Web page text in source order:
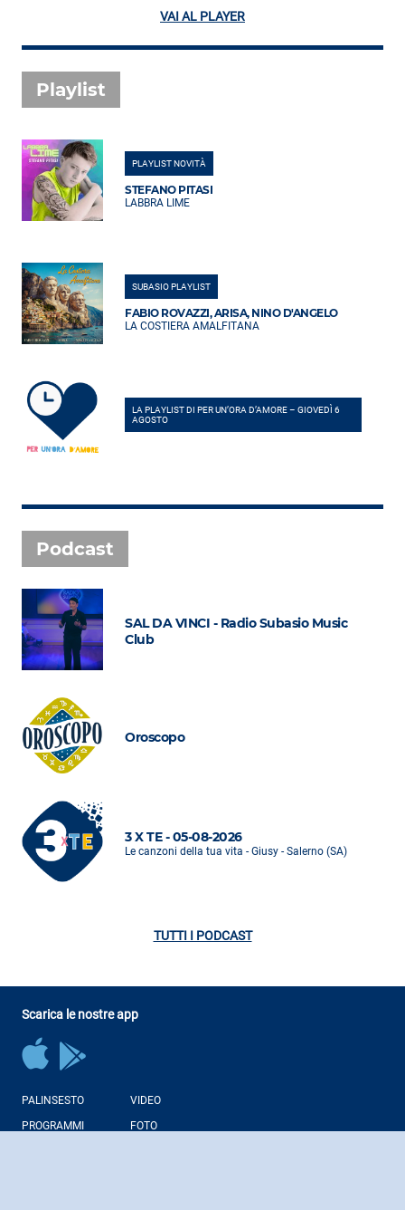
VAI AL PLAYER
Playlist
PLAYLIST NOVITÀ
STEFANO PITASI
LABBRA LIME
SUBASIO PLAYLIST
FABIO ROVAZZI, ARISA, NINO D'ANGELO
LA COSTIERA AMALFITANA
LA PLAYLIST DI PER UN’ORA D’AMORE – GIOVEDÌ 6
AGOSTO
Podcast
SAL DA VINCI - Radio Subasio Music
Club
Oroscopo
3 X TE - 05-08-2026
Le canzoni della tua vita - Giusy - Salerno (SA)
TUTTI I PODCAST
Scarica le nostre app
PALINSESTO
PROGRAMMI
VIDEO
FOTO